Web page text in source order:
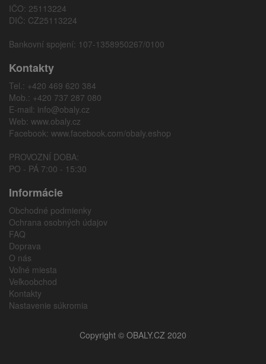
IČO: 25113224
DIČ: CZ25113224
Bankovní spojení: 107-1358950267/0100
Kontakty
Tel.: +420 469 620 384
Mob.: +420 737 287 080
E-mail: info@obaly.cz
Web: www.obaly.cz
Facebook: www.facebook.com/obaly.eshop
PROVOZNÍ DOBA:
PO - PÁ 7:00 - 15:30
Informácie
Obchodné podmienky
Ochrana osobných údajov
FAQ
Doprava
O nás
Voľné miesta
Veľkoobchod
Kontakty
Nastavenie súkromia
Copyright © OBALY.CZ 2020